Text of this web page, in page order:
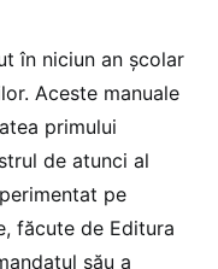
în niciun an școlar
Aceste manuale
primului
de atunci al
pe
făcute de Editura
său a